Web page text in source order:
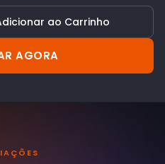
ao Carrinho
AGORA